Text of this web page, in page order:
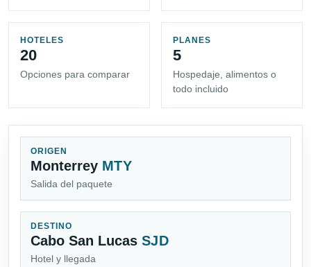
HOTELES
20
Opciones para comparar
PLANES
5
Hospedaje, alimentos o
todo incluido
ORIGEN
Monterrey MTY
Salida del paquete
DESTINO
Cabo San Lucas SJD
Hotel y llegada